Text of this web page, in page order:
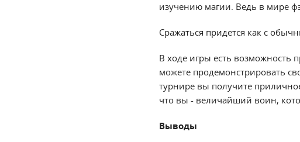
изучению магии. Ведь в мире
Сражаться придется как с
В ходе игры есть возможность
можете продемонстрировать
турнире вы получите
что вы - величайший воин,
Выводы